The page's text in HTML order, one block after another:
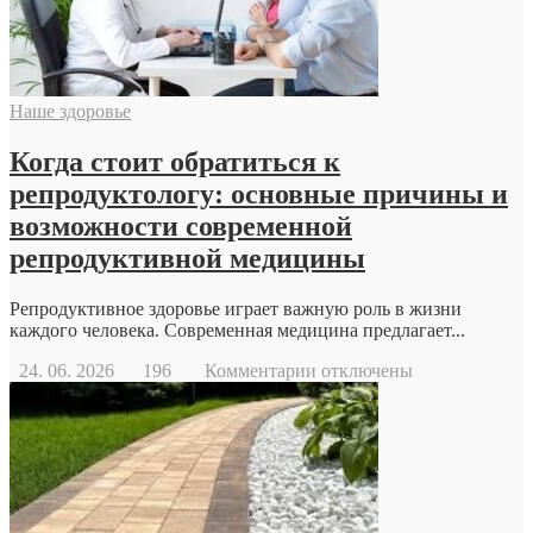
Наше здоровье
Когда стоит обратиться к
репродуктологу: основные причины и
возможности современной
репродуктивной медицины
Репродуктивное здоровье играет важную роль в жизни
каждого человека. Современная медицина предлагает...
24. 06. 2026
196 Комментарии к
записи
Когда
стоит
обратиться
к
репродуктологу:
основные
отключены